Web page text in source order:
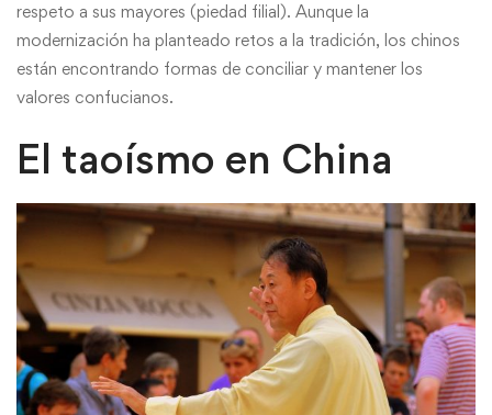
respeto a sus mayores (piedad filial). Aunque la
modernización ha planteado retos a la tradición, los chinos
están encontrando formas de conciliar y mantener los
valores confucianos.
El taoísmo en China